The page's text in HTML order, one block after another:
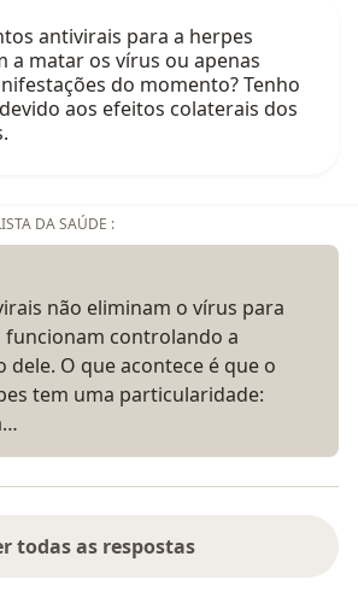
antivirais para a herpes
a matar os vírus ou apenas
do momento? Tenho
aos efeitos colaterais dos
DA SAÚDE :
não eliminam o vírus para
funcionam controlando a
dele. O que acontece é que o
tem uma particularidade:
todas as respostas